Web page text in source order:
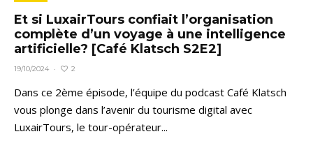
Et si LuxairTours confiait l’organisation
complète d’un voyage à une intelligence
artificielle? [Café Klatsch S2E2]
19/10/2024 · 2
Dans ce 2ème épisode, l’équipe du podcast Café Klatsch
vous plonge dans l’avenir du tourisme digital avec
LuxairTours, le tour-opérateur...